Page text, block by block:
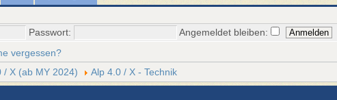
Passwort:
Angemeldet bleiben:
vergessen?
/ X (ab MY 2024) Alp 4.0 / X - Technik